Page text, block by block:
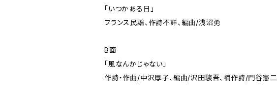
「いつかある日」
フランス民謡、作詩不詳、編曲/浅沼勇
B面
「風なんかじゃない」
作詩・作曲/中沢厚子、編曲/沢田駿吾、補作詩/門谷憲二